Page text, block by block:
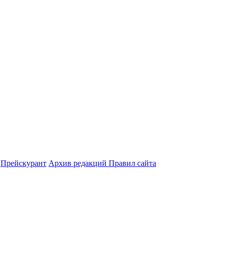
Прейскурант Архив редакций Правил сайта